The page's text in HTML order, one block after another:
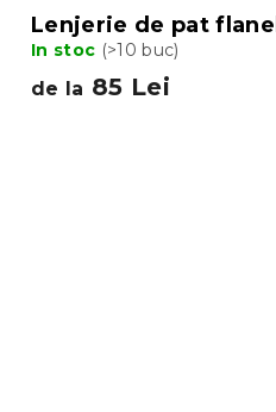
Lenjerie de pat
In stoc (>10 buc)
de la 85 Lei